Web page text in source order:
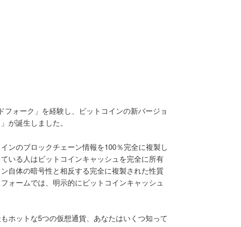
ォーク」を経験し、ビットコインの新バージョ
が誕生しました。
ンのブロックチェーン情報を100％完全に複製し
いる人はビットコインキャッシュを完全に所有
自体の暗号性と相反する完全に複製された性質
ォームでは、明示的にビットコインキャッシュ
ホットな5つの仮想通貨、あなたはいくつ知って